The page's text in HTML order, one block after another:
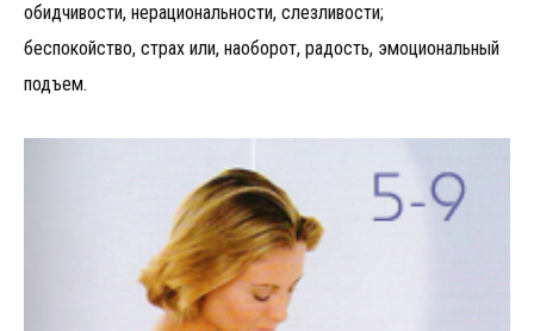
обидчивости, нерациональности, слезливости;
беспокойство, страх или, наоборот, радость, эмоциональный
подъем.